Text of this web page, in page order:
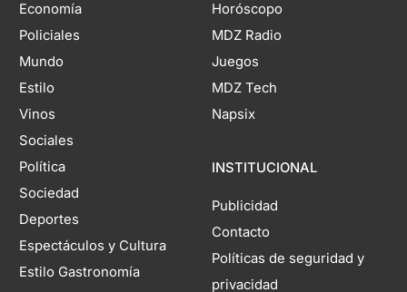
Economía
Policiales
Mundo
Estilo
Vinos
Sociales
Política
Sociedad
Deportes
Espectáculos y Cultura
Estilo Gastronomía
Horóscopo
MDZ Radio
Juegos
MDZ Tech
Napsix
INSTITUCIONAL
Publicidad
Contacto
Políticas de seguridad y
privacidad